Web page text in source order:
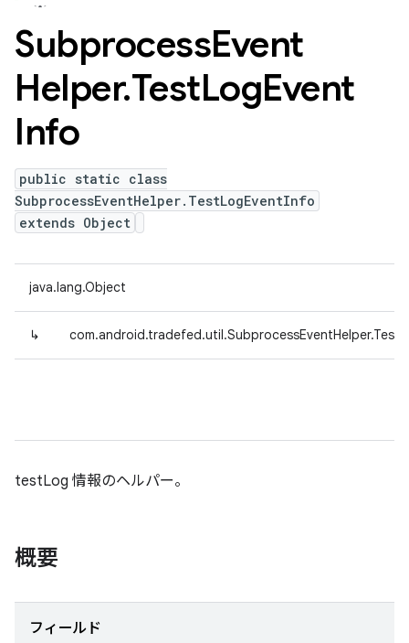
SubprocessEvent
Helper.TestLogEvent
Info
public static class
SubprocessEventHelper.TestLogEventInfo
extends Object
java.lang.Object
↳
testLog 情報のヘルパー。
概要
フィールド